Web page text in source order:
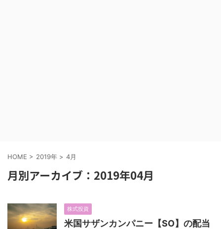
HOME > 2019年 > 4月
月別アーカイブ：2019年04月
株式投資
米国サザンカンパニー【SO】の配当